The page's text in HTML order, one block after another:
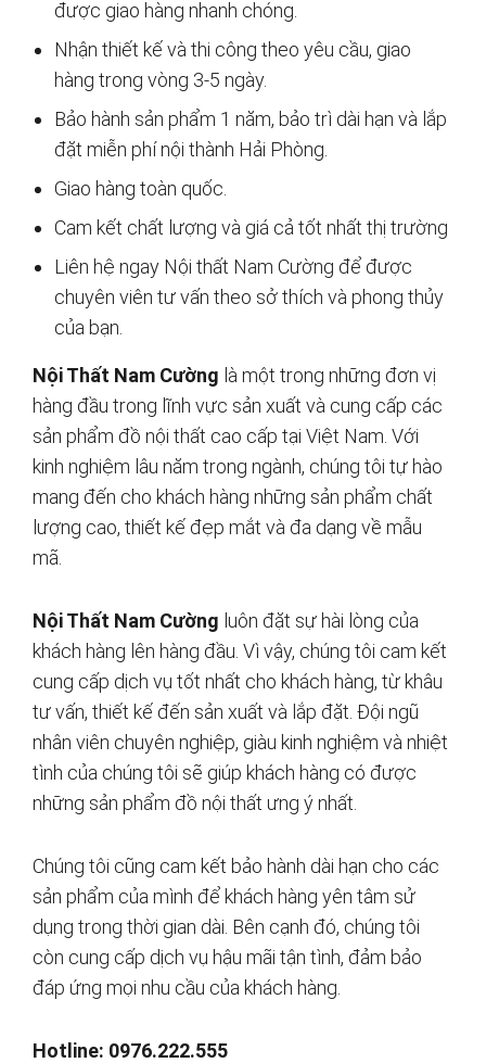
được giao hàng nhanh chóng.
Nhận thiết kế và thi công theo yêu cầu, giao
hàng trong vòng 3-5 ngày.
Bảo hành sản phẩm 1 năm, bảo trì dài hạn và lắp
đặt miễn phí nội thành Hải Phòng.
Giao hàng toàn quốc.
Cam kết chất lượng và giá cả tốt nhất thị trường
Liên hệ ngay Nội thất Nam Cường để được
chuyên viên tư vấn theo sở thích và phong thủy
của bạn.
Nội Thất Nam Cường là một trong những đơn vị
hàng đầu trong lĩnh vực sản xuất và cung cấp các
sản phẩm đồ nội thất cao cấp tại Việt Nam. Với
kinh nghiệm lâu năm trong ngành, chúng tôi tự hào
mang đến cho khách hàng những sản phẩm chất
lượng cao, thiết kế đẹp mắt và đa dạng về mẫu
mã.
Nội Thất Nam Cường luôn đặt sự hài lòng của
khách hàng lên hàng đầu. Vì vậy, chúng tôi cam kết
cung cấp dịch vụ tốt nhất cho khách hàng, từ khâu
tư vấn, thiết kế đến sản xuất và lắp đặt. Đội ngũ
nhân viên chuyên nghiệp, giàu kinh nghiệm và nhiệt
tình của chúng tôi sẽ giúp khách hàng có được
những sản phẩm đồ nội thất ưng ý nhất.
Chúng tôi cũng cam kết bảo hành dài hạn cho các
sản phẩm của mình để khách hàng yên tâm sử
dụng trong thời gian dài. Bên cạnh đó, chúng tôi
còn cung cấp dịch vụ hậu mãi tận tình, đảm bảo
đáp ứng mọi nhu cầu của khách hàng.
Hotline: 0976.222.555